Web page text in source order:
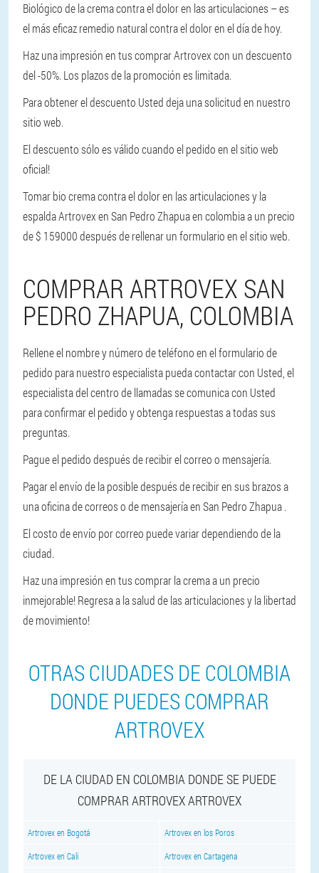
Biológico de la crema contra el dolor en las articulaciones – es
el más eficaz remedio natural contra el dolor en el día de hoy.
Haz una impresión en tus comprar Artrovex con un descuento
del -50%. Los plazos de la promoción es limitada.
Para obtener el descuento Usted deja una solicitud en nuestro
sitio web.
El descuento sólo es válido cuando el pedido en el sitio web
oficial!
Tomar bio crema contra el dolor en las articulaciones y la
espalda Artrovex en San Pedro Zhapua en colombia a un precio
de $ 159000 después de rellenar un formulario en el sitio web.
COMPRAR ARTROVEX SAN
PEDRO ZHAPUA, COLOMBIA
Rellene el nombre y número de teléfono en el formulario de
pedido para nuestro especialista pueda contactar con Usted, el
especialista del centro de llamadas se comunica con Usted
para confirmar el pedido y obtenga respuestas a todas sus
preguntas.
Pague el pedido después de recibir el correo o mensajería.
Pagar el envío de la posible después de recibir en sus brazos a
una oficina de correos o de mensajería en San Pedro Zhapua .
El costo de envío por correo puede variar dependiendo de la
ciudad.
Haz una impresión en tus comprar la crema a un precio
inmejorable! Regresa a la salud de las articulaciones y la libertad
de movimiento!
OTRAS CIUDADES DE COLOMBIA
DONDE PUEDES COMPRAR
ARTROVEX
DE LA CIUDAD EN COLOMBIA DONDE SE PUEDE
COMPRAR ARTROVEX ARTROVEX
Artrovex en Bogotá Artrovex en los Poros
Artrovex en Cali Artrovex en Cartagena